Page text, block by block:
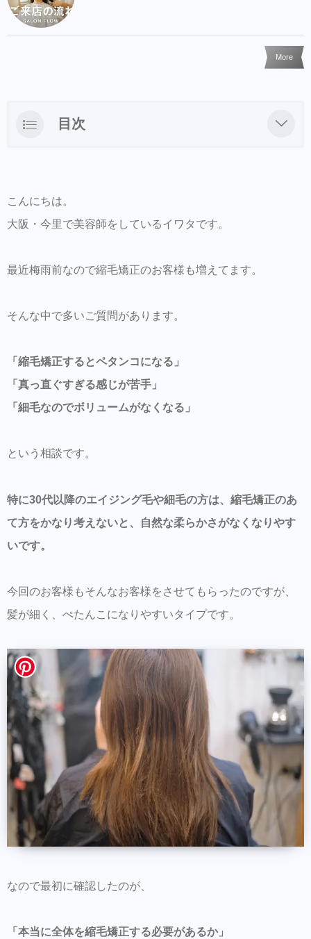
More
目次
クセだけじゃなく、パサつきで広がって見え
ていることもあります
細毛・エイジング毛の方は“頭皮環境”もかな
LINEからのご予約・ご相談・商品購入を受け
さい。
商品だけの購入はオンラインショップからも
可能できます。
初ご来店の方はこちらで事前登録をして頂く
同時にこちらもダウンロードして頂き新規登
録しておくとスタイルの保存・カルテの保存
【Routine 】メンバー募集中
こんにちは。
大阪・今里で美容師をしているイワタです。
最近梅雨前なので縮毛矯正のお客様も増えてます。
そんな中で多いご質問があります。
「縮毛矯正するとペタンコになる」
「真っ直ぐすぎる感じが苦手」
「細毛なのでボリュームがなくなる」
という相談です。
特に30代以降のエイジング毛や細毛の方は、縮毛矯正のあ
て方をかなり考えないと、自然な柔らかさがなくなりやす
いです。
今回のお客様もそんなお客様をさせてもらったのですが、
髪が細く、ぺたんこになりやすいタイプです。
なので最初に確認したのが、
「本当に全体を縮毛矯正する必要があるか」